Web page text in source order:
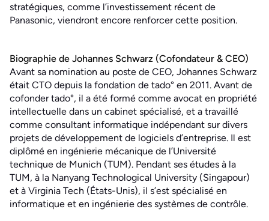
stratégiques, comme l’investissement récent de
Panasonic, viendront encore renforcer cette position.
Biographie de Johannes Schwarz (Cofondateur & CEO)
Avant sa nomination au poste de CEO, Johannes Schwarz
était CTO depuis la fondation de tado° en 2011. Avant de
cofonder tado°, il a été formé comme avocat en propriété
intellectuelle dans un cabinet spécialisé, et a travaillé
comme consultant informatique indépendant sur divers
projets de développement de logiciels d’entreprise. Il est
diplômé en ingénierie mécanique de l’Université
technique de Munich (TUM). Pendant ses études à la
TUM, à la Nanyang Technological University (Singapour)
et à Virginia Tech (États-Unis), il s’est spécialisé en
informatique et en ingénierie des systèmes de contrôle.